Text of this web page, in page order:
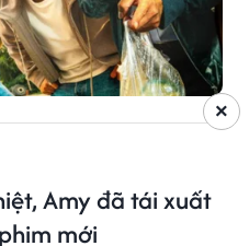
Amy đã tái xuất
mới
×